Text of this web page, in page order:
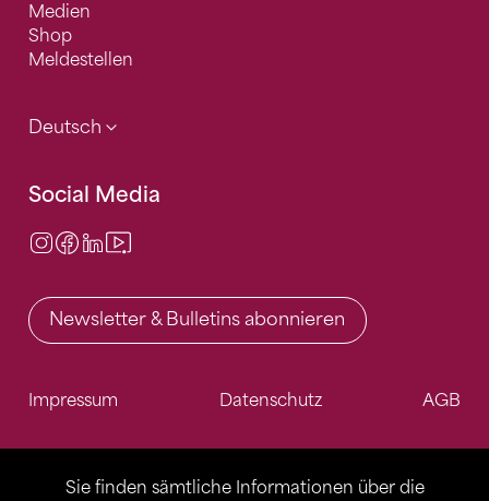
Sie finden sämtliche Informationen über die
Medien
Shop
Meldestellen
Deutsch
Social Media
Instagram
Facebook
LinkedIn
Newsletter & Bulletins abonnieren
Impressum Datenschutz AGB